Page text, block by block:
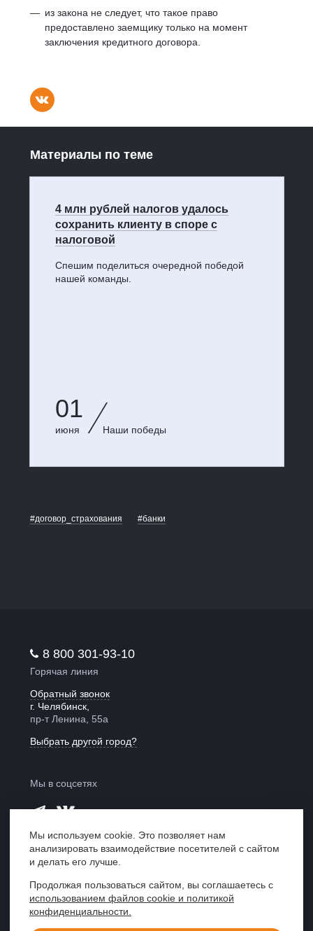
из закона не следует, что такое право
предоставлено заемщику только на момент
заключения кредитного договора.
Материалы по теме
4 млн рублей налогов удалось
сохранить клиенту в споре с
налоговой
Спешим поделиться очередной победой
нашей команды.
01
июня Наши победы
#договор_страхования #банки
8 800 301-93-10
Горячая линия
Обратный звонок
г. Челябинск,
пр-т Ленина, 55а
Выбрать другой город?
Мы в соцсетях
Мы в рейтинге
«Право 300»
Центр правовой поддержки «ЮрИнвест»,
Кемерово, 2007—2026
Мы используем cookie. Это позволяет нам
анализировать взаимодействие посетителей с сайтом
и делать его лучше.
Продолжая пользоваться сайтом, вы соглашаетесь с
использованием файлов cookie и политикой
конфиденциальности.